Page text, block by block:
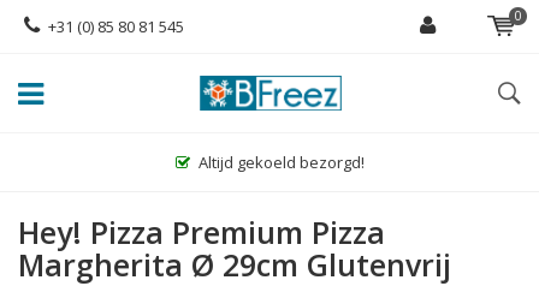
+31 (0) 85 80 81 545 0
Altijd gekoeld bezorgd!
Hey! Pizza Premium Pizza
Margherita Ø 29cm Glutenvrij